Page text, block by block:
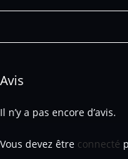
Avis
Il n’y a pas encore d’avis.
Vous devez être connecté